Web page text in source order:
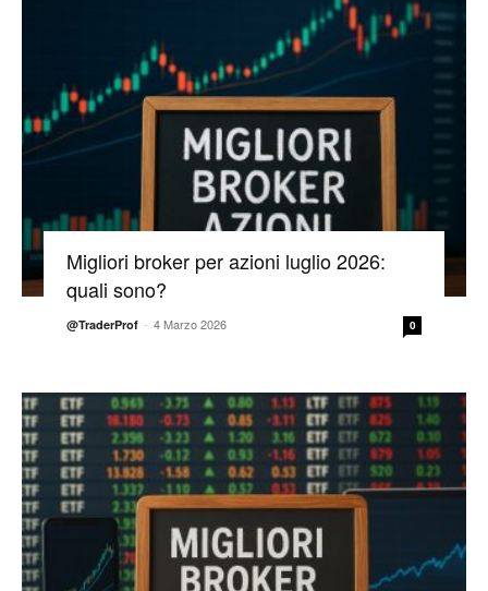
Migliori broker per azioni luglio 2026:
quali sono?
@TraderProf - 4 Marzo 2026 0